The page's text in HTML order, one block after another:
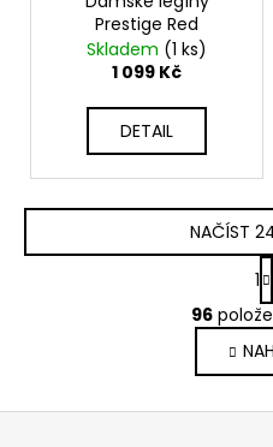
Prestige Red
Skladem (1 ks)
1 099 Kč
DETAIL
l
NAČÍST
1
96
Z